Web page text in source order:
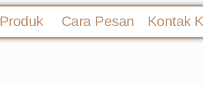
Produk Cara Pesan Kontak